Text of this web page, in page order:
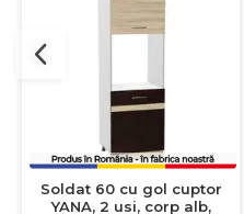
Soldat 60 cu gol cuptor
YANA, 2 usi, corp alb,